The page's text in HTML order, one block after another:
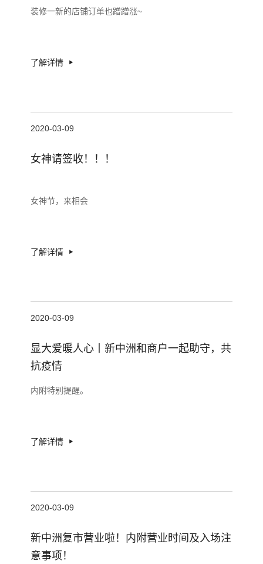
装修一新的店铺订单也蹭蹭涨~
了解详情
2020-03-09
女神请签收！！！
女神节，来相会
了解详情
2020-03-09
显大爱暖人心丨新中洲和商户一起助守，共
抗疫情
内附特别提醒。
了解详情
2020-03-09
新中洲复市营业啦！内附营业时间及入场注
意事项！